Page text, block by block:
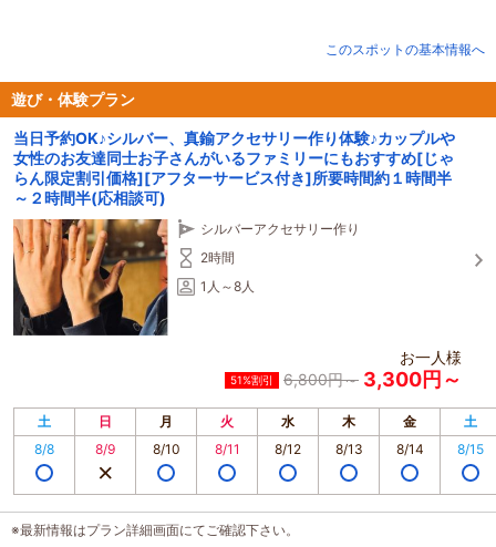
初めてでもスタッフが丁寧にサポートするので安心です。
オーダーメイドとオリジナルアクセサリーを手がけるお店が運営する体験だか
ら品質◎
完成品は当日お持ち帰りOK！
サイズ直し(１回)・購入後の磨きも無料対応。
＼体験後は記念撮影サービスあり／データもその場でお渡しOK！
世界にひとつのペアアクセサリーを一緒に作りませんか？
******************************************************************
【主要な観光地からアクセス良好】
観光途中に気軽に立ち寄れる体験スポット♪
・最寄り駅：西大分駅より徒歩５分
・大分駅から 車：約１０分
・「高崎山自然動物園」まで車で約８分
・ 大分マリーンパレス水族館「うみたまご」まで車で約７分
・「別府温泉」まで車で約１８分
・「別府地獄」まで車で約３０分
・「別府温泉 杉乃井ホテル」まで車で約２６分
・「ガハマテラス」まで車で２５分
・「潮騒の宿 晴海」まで車で２４分
このスポットの基本情報へ
遊び・体験プラン
当日予約OK♪シルバー、真鍮アクセサリー作り体験♪カップルや
女性のお友達同士お子さんがいるファミリーにもおすすめ[じゃ
らん限定割引価格][アフターサービス付き]所要時間約１時間半
～２時間半(応相談可)
シルバーアクセサリー作り
2時間
1人～8人
お一人様
51%割引 6,800円～ 3,300円～
土 日 月 火 水 木 金
土
8/8
8/9 8/10 8/11 8/12 8/13 8/14 8/15
※最新情報はプラン詳細画面にてご確認下さい。